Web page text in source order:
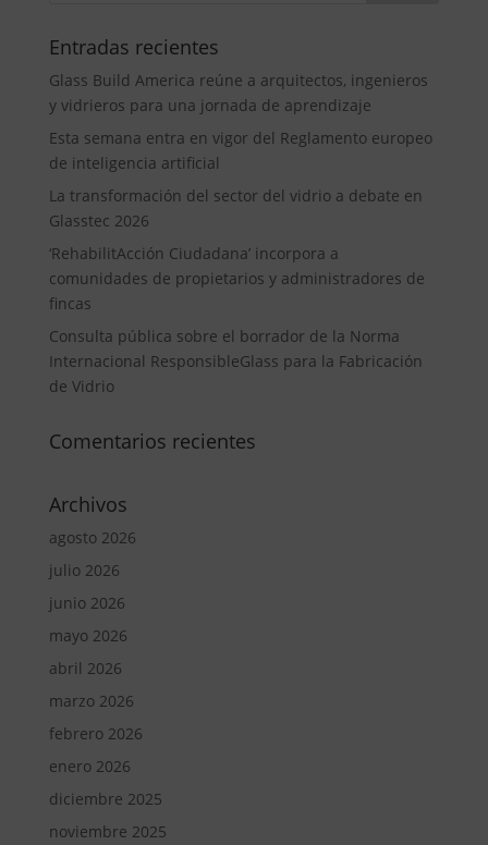
Entradas recientes
Glass Build America reúne a arquitectos, ingenieros
y vidrieros para una jornada de aprendizaje
Esta semana entra en vigor del Reglamento europeo
de inteligencia artificial
La transformación del sector del vidrio a debate en
Glasstec 2026
‘RehabilitAcción Ciudadana’ incorpora a
comunidades de propietarios y administradores de
fincas
Consulta pública sobre el borrador de la Norma
Internacional ResponsibleGlass para la Fabricación
de Vidrio
Comentarios recientes
Archivos
agosto 2026
julio 2026
junio 2026
mayo 2026
abril 2026
marzo 2026
febrero 2026
enero 2026
diciembre 2025
noviembre 2025